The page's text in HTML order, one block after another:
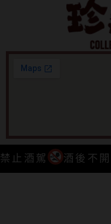
禁止酒駕 酒後不